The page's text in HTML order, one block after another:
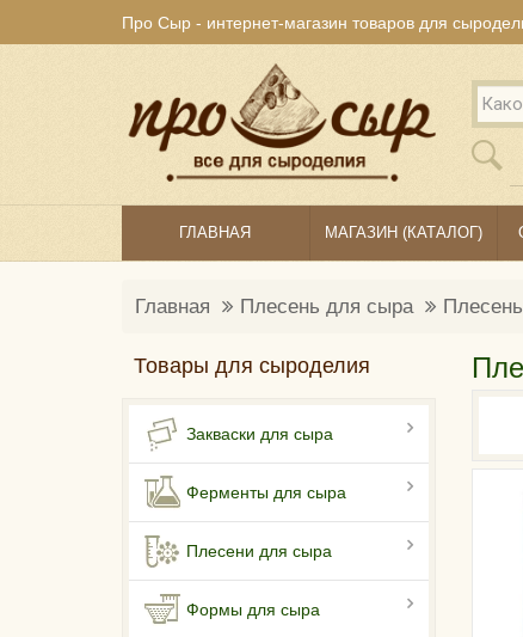
Про Сыр - интернет-магазин товаров для
ГЛАВНАЯ МАГАЗИН (КАТАЛОГ)
Главная Плесень для сыра
Товары для сыроделия
Закваски для сыра
Ферменты для сыра
Плесени для сыра
Формы для сыра